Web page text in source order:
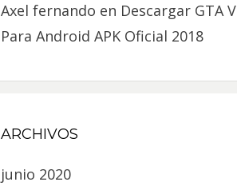
Axel fernando en Descargar GTA V
Para Android APK Oficial 2018
ARCHIVOS
junio 2020